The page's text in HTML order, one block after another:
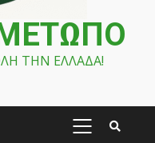
ΤΗΝ ΕΛΛΑΔΑ!
PRIMARY